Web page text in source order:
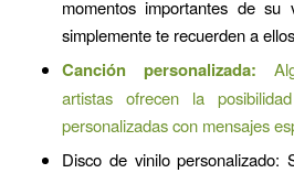
momentos importantes de su
simplemente te recuerden a
Canción personalizada:
artistas ofrecen la
personalizadas con mensajes
Disco de vinilo